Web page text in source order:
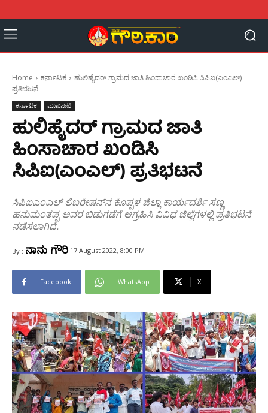
Home ಕರ್ನಾಟಕ
ಹುಲಿಹೈದರ್‌‌ ಗ್ರಾಮದ ಜಾತಿ ಹಿಂಸಾಚಾರ ಖಂಡಿಸಿ ಸಿಪಿಐ(ಎಂಎಲ್‌)
ಪ್ರತಿಭಟನೆ
ಕರ್ನಾಟಕ ಮುಖಪುಟ
ಹುಲಿಹೈದರ್‌‌ ಗ್ರಾಮದ ಜಾತಿ
ಹಿಂಸಾಚಾರ ಖಂಡಿಸಿ
ಸಿಪಿಐ(ಎಂಎಲ್‌) ಪ್ರತಿಭಟನೆ
ಸಿಪಿಐಎಂಎಲ್ ಲಿಬರೇಷನ್‌ನ ಕೊಪ್ಪಳ ಜಿಲ್ಲಾ ಕಾರ್ಯದರ್ಶಿ ಸಣ್ಣ
ಹನುಮಂತಪ್ಪ ಅವರ ಬಿಡುಗಡೆಗೆ ಆಗ್ರಹಿಸಿ ವಿವಿಧ ಜಿಲ್ಲೆಗಳಲ್ಲಿ ಪ್ರತಿಭಟನೆ
ನಡೆಸಲಾಗಿದೆ.
By : ನಾನು ಗೌರಿ 17 August 2022, 8:00 PM
Facebook WhatsApp X